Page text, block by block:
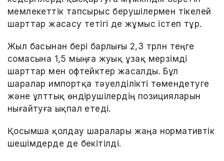
мемлекеттік тапсырыс берушілермен тікелей
шарттар жасасу тетігі де жұмыс істеп тұр.
Жыл басынан бері барлығы 2,3 трлн теңге
сомасына 1,5 мыңға жуық ұзақ мерзімді
шарттар мен офтейктер жасалды. Бұл
шаралар импортқа тәуелділікті төмендетуге
және ұлттық өндірушілердің позицияларын
нығайтуға ықпал етеді.
Қосымша қолдау шаралары жаңа нормативтік
шешімдерде де бекітілді.